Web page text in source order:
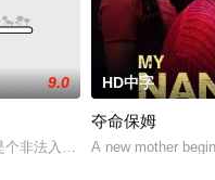
的都市里，她行窃犹如囊中取
无虑，可自由毫无拘束的追
9.0
非法入境的“逃港者”，他因打
HD中字
夺命保姆
A new mother